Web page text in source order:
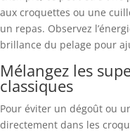
aux croquettes ou une
un repas. Observez
brillance du pelage pour
Mélangez les
classiques
Pour éviter un dégoût ou
directement dans les